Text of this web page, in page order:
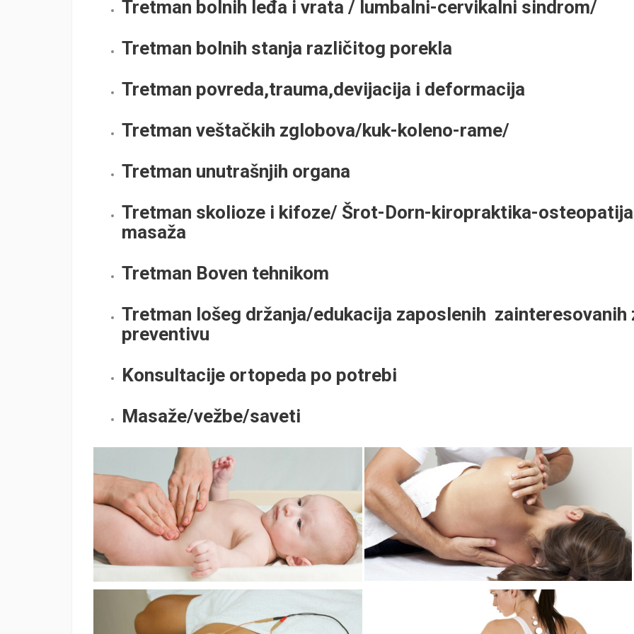
Tretman bolnih leđa i vrata / lumbalni-cervikalni sindrom/
Tretman bolnih stanja različitog porekla
Tretman povreda,trauma,devijacija i deformacija
Tretman veštačkih zglobova/kuk-koleno-rame/
Tretman unutrašnjih organa
Tretman skolioze i kifoze/ Šrot-Dorn-kiropraktika-
masaža
Tretman Boven tehnikom
Tretman lošeg držanja/edukacija zaposlenih zainteresovanih
preventivu
Konsultacije ortopeda po potrebi
Masaže/vežbe/saveti